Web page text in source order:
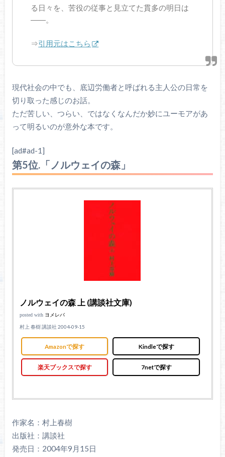
る日々を、苦役の従事と見立てた貫多の明日は
――。
⇒引用元はこちら
現代社会の中でも、底辺労働者と呼ばれる主人公の日常を
切り取った感じのお話。
ただ苦しい、つらい、ではなくなんだか妙にユーモアがあ
って明るいのが意外な本です。
[ad#ad-1]
第5位.「ノルウェイの森」
ノルウェイの森 上 (講談社文庫)
posted with ヨメレバ
村上 春樹 講談社 2004-09-15
Amazonで探す Kindleで探す
楽天ブックスで探す 7netで探す
作家名：村上春樹
出版社：講談社
発売日：2004年9月15日